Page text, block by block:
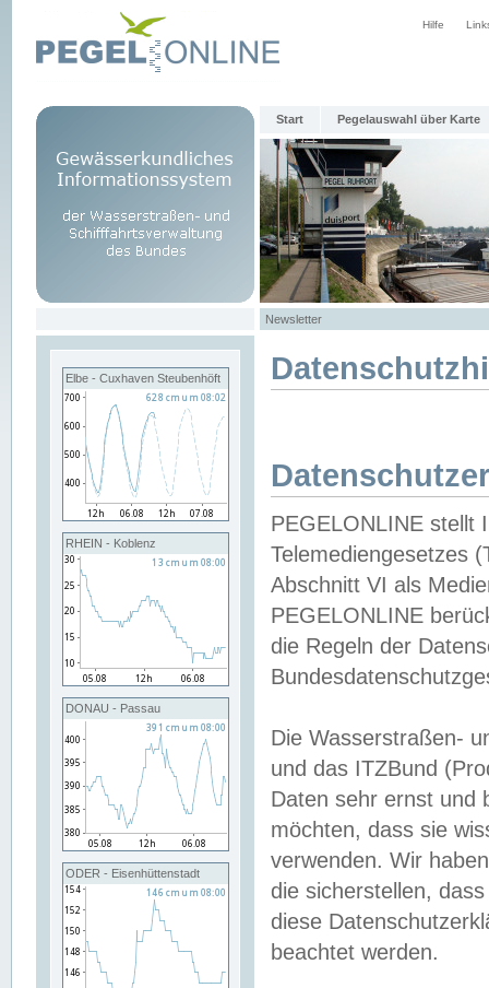
Hilfe
Start Pegelauswahl über Karte
Newsletter
Elbe - Cuxhaven Steubenhöft
RHEIN - Koblenz
DONAU - Passau
ODER - Eisenhüttenstadt
PEGELONLINE stellt
Telemediengesetzes
Abschnitt VI als
PEGELONLINE
die Regeln der
Die Wasserstraßen-
und das ITZBund
Daten sehr ernst und
möchten, dass sie
verwenden. Wir
die sicherstellen,
diese
beachtet werden.